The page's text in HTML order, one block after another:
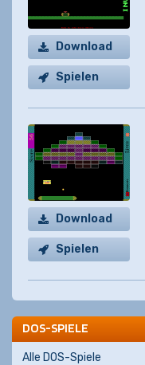
Download
Spielen
Download
Spielen
DOS-SPIELE
Alle DOS-Spiele